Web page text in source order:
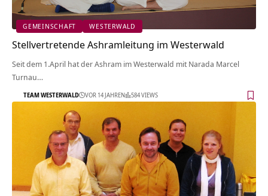
GEMEINSCHAFT WESTERWALD
Stellvertretende Ashramleitung im Westerwald
Seit dem 1.April hat der Ashram im Westerwald mit Narada Marcel
Turnau…
TEAM WESTERWALD VOR 14 JAHREN 584 VIEWS